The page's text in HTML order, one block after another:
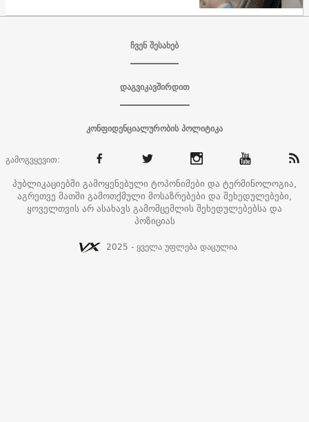
ჩვენ შესახებ
დაგვიკავშირდით
კონფიდენციალურობის პოლიტიკა
გამოგვყევით:
პუბლიკაციებში გამოყენებული ტოპონიმები და ტერმინოლოგია,
აგრეთვე მათში გამოთქმული მოსაზრებები და შეხედულებები,
ყოველთვის არ ასახავს გამომცემლის შეხედულებებსა და
პოზიციას
2025 - ყველა უფლება დაცულია